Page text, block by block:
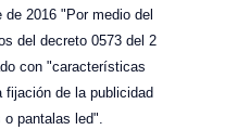
de 2016 "Por medio del
del decreto 0573 del 2
con "características
fijación de la publicidad
pantalas led".